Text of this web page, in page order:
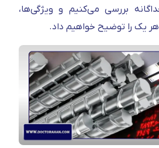
بررسی می‌کنیم و ویژگی‌ها،
هر یک را توضیح خواهیم داد.